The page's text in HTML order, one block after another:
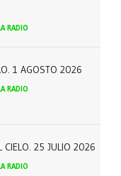
RADIO
1 AGOSTO 2026
RADIO
CIELO. 25 JULIO 2026
RADIO